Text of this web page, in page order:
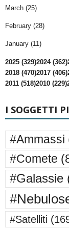
March (25)
February (28)
January (11)
2025 (329)2024 (362)
2018 (470)2017 (406)
2011 (518)2010 (229)
I SOGGETTI
#Ammassi
#Comete
#Galassie
#Satelliti